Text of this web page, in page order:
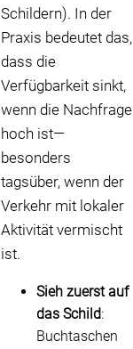
Schildern). In der
Praxis bedeutet das,
dass die
Verfügbarkeit sinkt,
wenn die Nachfrage
hoch ist—
besonders
tagsüber, wenn der
Verkehr mit lokaler
Aktivität vermischt
ist.
Sieh zuerst auf
das Schild:
Buchtaschen